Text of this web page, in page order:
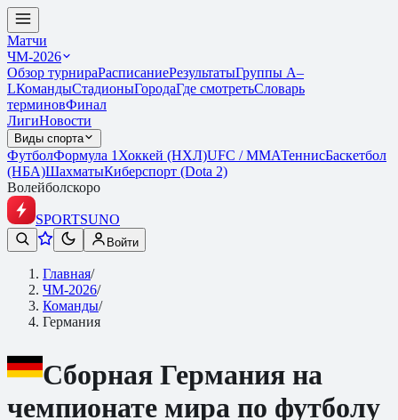
Матчи
ЧМ-2026
Обзор турнираРасписаниеРезультатыГруппы A–
LКомандыСтадионыГородаГде смотретьСловарь
терминовФинал
ЛигиНовости
Виды спорта
ФутболФормула 1 Хоккей (НХЛ)UFC / ММАТеннисБаскетбол
(НБА)ШахматыКиберспорт (Dota 2)
Волейболскоро
SPORTSUNO
Войти
Главная/
ЧМ-2026/
Команды/
Германия
Сборная Германия на
чемпионате мира по футболу